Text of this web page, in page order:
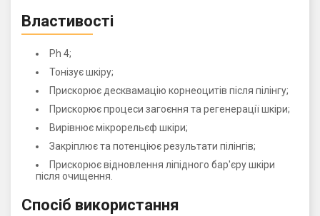
Властивості
Ph 4;
Тонізує шкіру;
Прискорює десквамацію корнеоцитів після пілінгу;
Прискорює процеси загоєння та регенерації шкіри;
Вирівнює мікрорельєф шкіри;
Закріплює та потенціює результати пілінгів;
Прискорює відновлення ліпідного бар'єру шкіри
після очищення.
Спосіб використання